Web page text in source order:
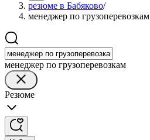
резюме в Бабяково/
менеджер по грузоперевозкам
менеджер по грузоперевозкам
Резюме